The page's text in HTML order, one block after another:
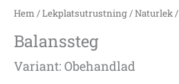
Hem/Lekplatsutrustning/Naturlek/
Balanssteg
Variant: Obehandlad